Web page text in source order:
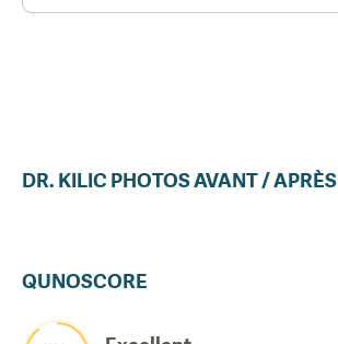
DR. KILIC PHOTOS AVANT / APRÈS
QUNOSCORE